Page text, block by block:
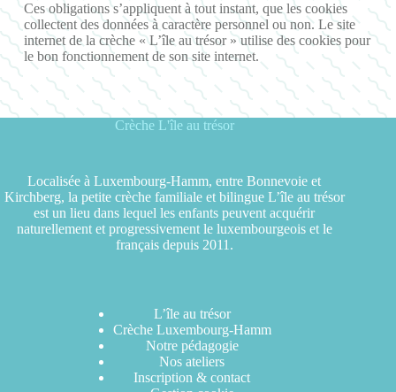
Ces obligations s’appliquent à tout instant, que les cookies
collectent des données à caractère personnel ou non. Le site
internet de la crèche « L’île au trésor »utilise des cookies pour
le bon fonctionnement de son site internet.
Crèche L'île au trésor
Localisée à Luxembourg-Hamm, entre Bonnevoie et
Kirchberg, la petite crèche familiale et bilingue L’île au trésor
est un lieu dans lequel les enfants peuvent acquérir
naturellement et progressivement le luxembourgeois et le
français depuis 2011.
L’île au trésor
Crèche Luxembourg-Hamm
Notre pédagogie
Nos ateliers
Inscription & contact